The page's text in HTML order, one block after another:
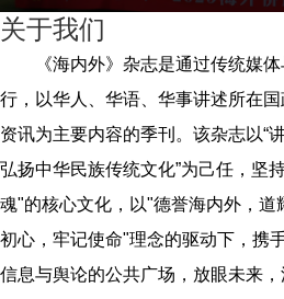
走进赤峰
关于我们
《海内外》杂志是通过传统媒
行，以华人、华语、华事讲述所在
资讯为主要内容的季刊。该杂志以“
弘扬中华民族传统文化”为己任，坚
魂"的核心文化，以"德誉海内外，道
初心，牢记使命"理念的驱动下，携
信息与舆论的公共广场，放眼未来